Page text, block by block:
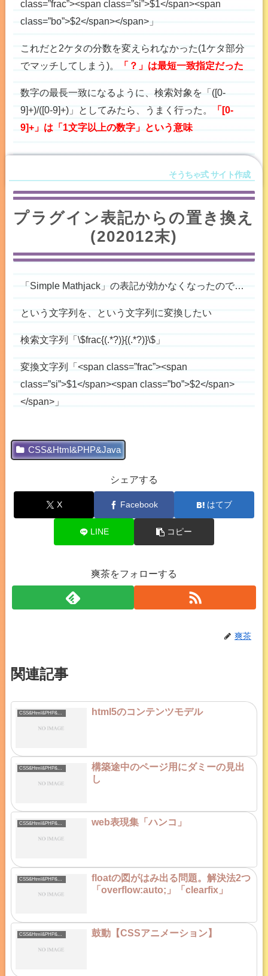
class=”frac”><span class=”si”>$1</span><span
class=”bo”>$2</span></span>」
これだと2ケタの分数を変えられなかった(1ケタ部分
でマッチしてしまう)。
「？」は最短一致指定だった
数字の最長一致になるように、検索対象を「([0-
9]+)/([0-9]+)」としてみたら、うまく行った。
「[0-
9]+」は「1文字以上の数字」という意味
プラグイン表記からの置き換え
(202012末)
「Simple Mathjack」の表記が効かなくなったので…
という文字列を、という文字列に変換したい
検索文字列「\$frac{(.*?)}{(.*?)}\$」
変換文字列「<span class=”frac”><span
class=”si”>$1</span><span class=”bo”>$2</span>
</span>」
CSS&Html&PHP&Java
シェアする
X Facebook はてブ
LINE コピー
爽茶をフォローする
爽茶
関連記事
CSS&Html&PHP&Java html5のコンテンツモデル
CSS&Html&PHP&Java
構築途中のページ用にダミーの見出
し
CSS&Html&PHP&Java web表現集「ハンコ」
CSS&Html&PHP&Java
floatの図がはみ出る問題。解決法2つ
「overflow:auto;」「clearfix」
CSS&Html&PHP&Java 鼓動【CSSアニメーション】